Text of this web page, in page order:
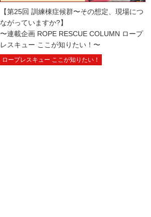
【第25回 訓練棟症候群〜その想定、現場につ
ながっていますか?】
〜連載企画 ROPE RESCUE COLUMN ロープ
レスキュー ここが知りたい！〜
ロープレスキュー ここが知りたい！